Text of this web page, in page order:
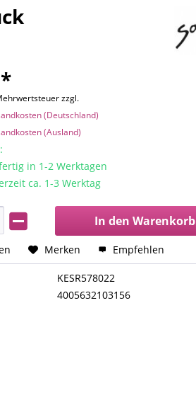
zzgl.
(Deutschland)
(Ausland)
in 1-2 Werktagen
ca. 1-3 Werktag
In den Warenkorb
Merken Empfehlen
KESR578022
4005632103156